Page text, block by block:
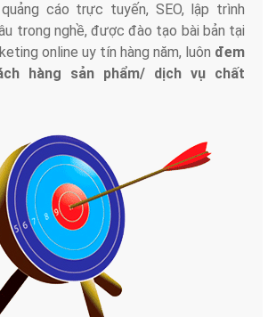
cáo trực tuyến, SEO, lập trình
trong nghề, được đào tạo bài bản tại
online uy tín hàng năm, luôn đem
hàng sản phẩm/ dịch vụ chất